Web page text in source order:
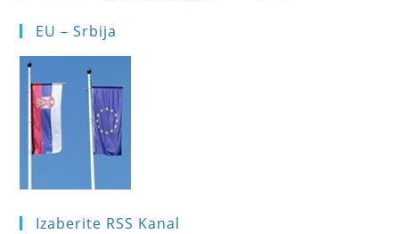
EU – Srbija
Izaberite RSS Kanal